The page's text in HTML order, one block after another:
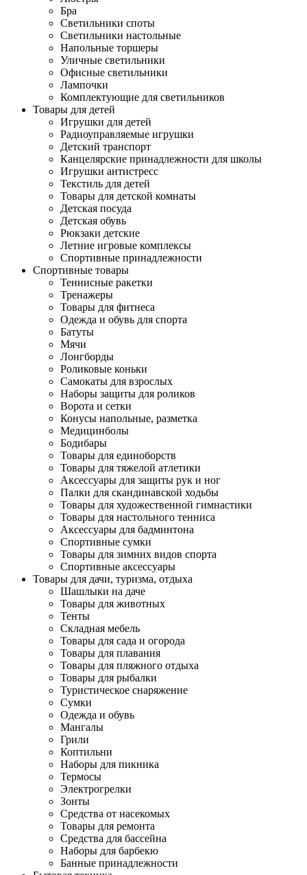
Бра
Светильники споты
Светильники настольные
Напольные торшеры
Уличные светильники
Офисные светильники
Лампочки
Комплектующие для светильников
Товары для детей
Игрушки для детей
Радиоуправляемые игрушки
Детский транспорт
Канцелярские принадлежности для школы
Игрушки антистресс
Текстиль для детей
Товары для детской комнаты
Детская посуда
Детская обувь
Рюкзаки детские
Летние игровые комплексы
Спортивные принадлежности
Спортивные товары
Теннисные ракетки
Тренажеры
Товары для фитнеса
Одежда и обувь для спорта
Батуты
Мячи
Лонгборды
Роликовые коньки
Самокаты для взрослых
Наборы защиты для роликов
Ворота и сетки
Конусы напольные, разметка
Медицинболы
Бодибары
Товары для единоборств
Товары для тяжелой атлетики
Аксессуары для защиты рук и ног
Палки для скандинавской ходьбы
Товары для художественной гимнастики
Товары для настольного тенниса
Аксессуары для бадминтона
Спортивные сумки
Товары для зимних видов спорта
Спортивные аксессуары
Товары для дачи, туризма, отдыха
Шашлыки на даче
Товары для животных
Тенты
Складная мебель
Товары для сада и огорода
Товары для плавания
Товары для пляжного отдыха
Товары для рыбалки
Туристическое снаряжение
Сумки
Одежда и обувь
Мангалы
Грили
Коптильни
Наборы для пикника
Термосы
Электрогрелки
Зонты
Средства от насекомых
Товары для ремонта
Средства для бассейна
Наборы для барбекю
Банные принадлежности